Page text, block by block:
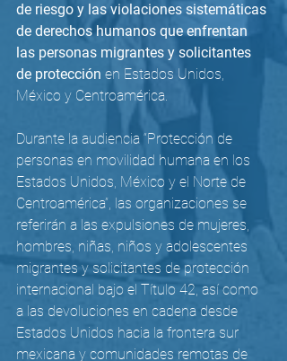
de riesgo y las violaciones sistemáticas
de derechos humanos que enfrentan
las personas migrantes y solicitantes
de protección en Estados Unidos,
México y Centroamérica.
Durante la audiencia “Protección de
personas en movilidad humana en los
Estados Unidos, México y el Norte de
Centroamérica”, las organizaciones se
referirán a las expulsiones de mujeres,
hombres, niñas, niños y adolescentes
migrantes y solicitantes de protección
internacional bajo el Título 42, así como
a las devoluciones en cadena desde
Estados Unidos hacia la frontera sur
mexicana y comunidades remotas de